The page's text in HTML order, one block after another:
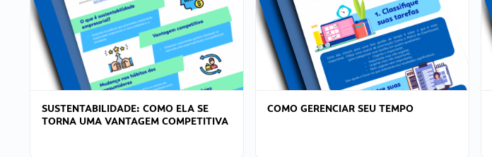
SUSTENTABILIDADE: COMO ELA SE
TORNA UMA VANTAGEM COMPETITIVA
COMO GERENCIAR SEU TEMPO